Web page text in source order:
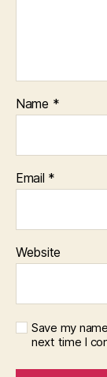
Name *
Email *
Website
Save my
next time I